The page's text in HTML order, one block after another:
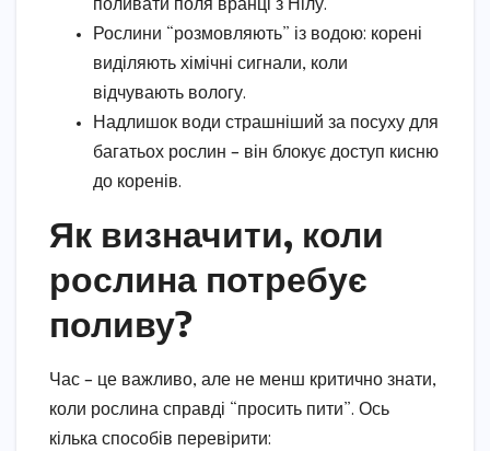
поливати поля вранці з Нілу.
Рослини “розмовляють” із водою: корені
виділяють хімічні сигнали, коли
відчувають вологу.
Надлишок води страшніший за посуху для
багатьох рослин – він блокує доступ кисню
до коренів.
Як визначити, коли
рослина потребує
поливу?
Час – це важливо, але не менш критично знати,
коли рослина справді “просить пити”. Ось
кілька способів перевірити: